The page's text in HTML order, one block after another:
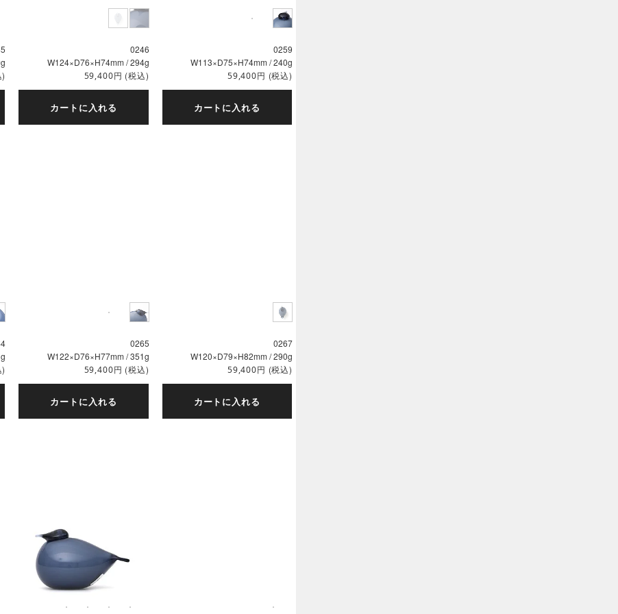
0246
W124×D76×H74mm / 294g
59,400円 (税込)
カートに入れる
0259
W113×D75×H74mm / 240g
59,400円 (税込)
カートに入れる
0265
W122×D76×H77mm / 351g
59,400円 (税込)
カートに入れる
0267
W120×D79×H82mm / 290g
59,400円 (税込)
カートに入れる